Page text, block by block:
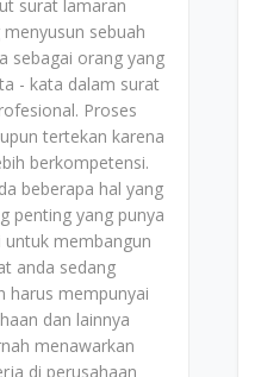
surat lamaran
sebuah
sebagai orang yang
- kata dalam surat
Proses
tertekan karena
berkompetensi.
beberapa hal yang
penting yang punya
untuk membangun
anda sedang
harus mempunyai
dan lainnya
menawarkan
di perusahaan